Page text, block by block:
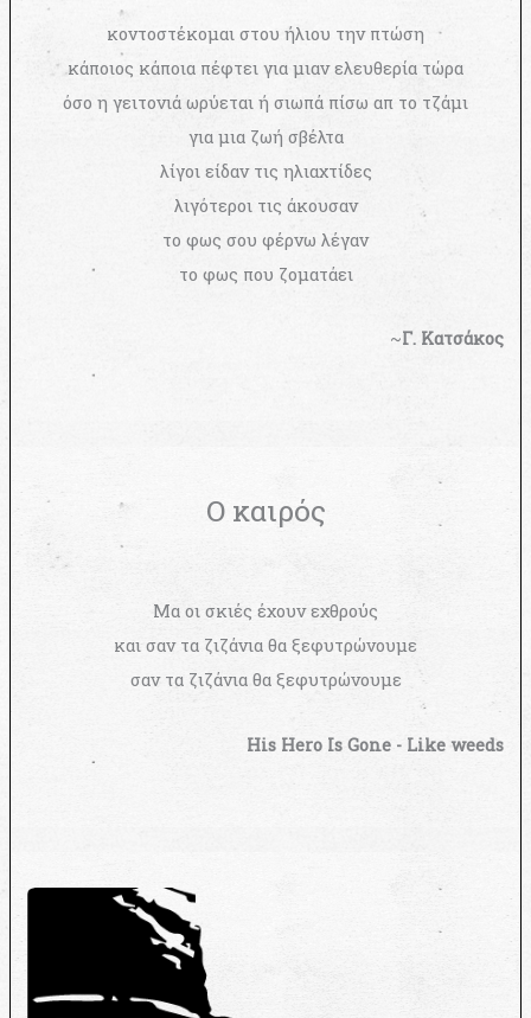
κοντοστέκομαι στου ήλιου την πτώση
κάποιος κάποια πέφτει για μιαν ελευθερία τώρα
όσο η γειτονιά ωρύεται ή σιωπά πίσω απ το τζάμι
για μια ζωή σβέλτα
λίγοι είδαν τις ηλιαχτίδες
λιγότεροι τις άκουσαν
το φως σου φέρνω λέγαν
το φως που ζοματάει
~Γ. Κατσάκος
Ο καιρός
Μα οι σκιές έχουν εχθρούς
και σαν τα ζιζάνια θα ξεφυτρώνουμε
σαν τα ζιζάνια θα ξεφυτρώνουμε
His Hero Is Gone - Like weeds